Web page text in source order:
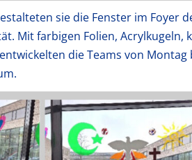
sie die Fenster im Foyer
Mit farbigen Folien, Acrylkugeln,
die Teams von